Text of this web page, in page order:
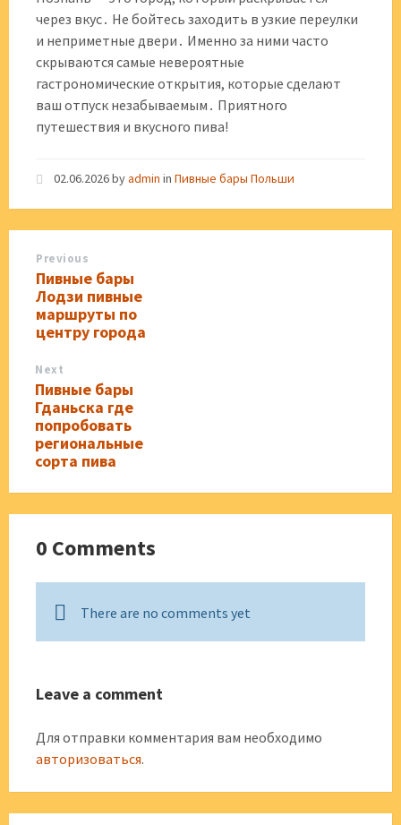
через вкус․ Не бойтесь заходить в узкие переулки
и неприметные двери․ Именно за ними часто
скрываются самые невероятные
гастрономические открытия, которые сделают
ваш отпуск незабываемым․ Приятного
путешествия и вкусного пива!
02.06.2026byadmin in Пивные бары Польши
Previous
Пивные бары
Лодзи пивные
маршруты по
центру города
Next
Пивные бары
Гданьска где
попробовать
региональные
сорта пива
0 Comments
There are no comments yet
Leave a comment
Для отправки комментария вам необходимо
авторизоваться.